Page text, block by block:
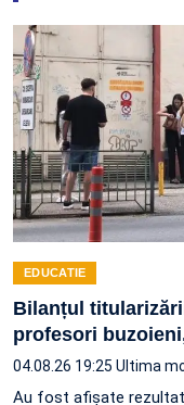
EDUCATIE
Bilanțul
profesori
04.08.26 19:25 Ultima
Au fost afișate